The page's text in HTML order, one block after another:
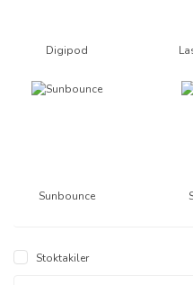
Digipod
Sunbounce
Stoktakiler